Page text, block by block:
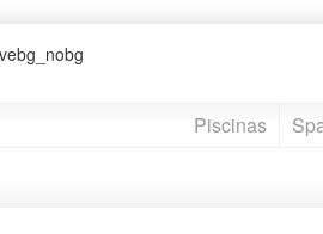
Piscinas